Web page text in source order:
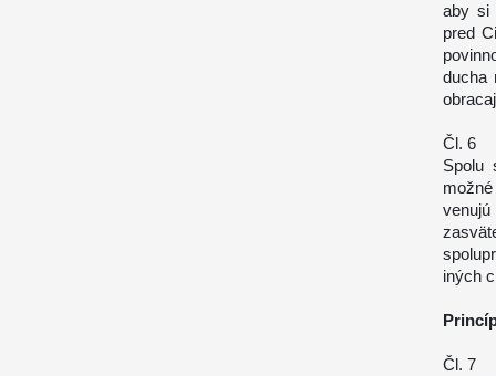
aby si
pred
ducha
Čl. 6
Spolu
iných
Čl. 7